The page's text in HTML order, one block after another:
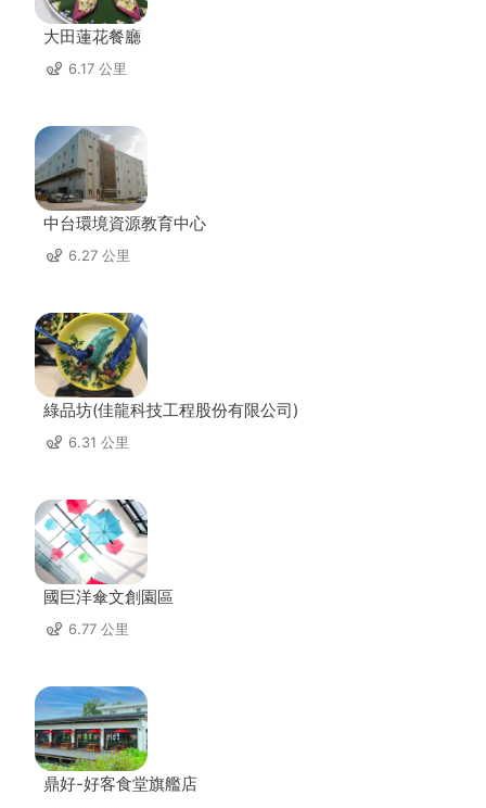
大田蓮花餐廳
6.17 公里
中台環境資源教育中心
6.27 公里
綠品坊(佳龍科技工程股份有限公司)
6.31 公里
國巨洋傘文創園區
6.77 公里
鼎好-好客食堂旗艦店